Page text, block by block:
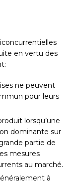
en vertu des
ne peuvent
pour leurs
lorsqu’une
dominante sur
partie de
mesures
au marché.
à